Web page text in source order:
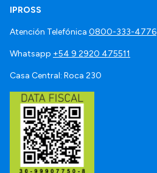
IPROSS
Atención Telefónica 0800-333-4776
Whatsapp +54 9 2920 475511
Casa Central: Roca 230